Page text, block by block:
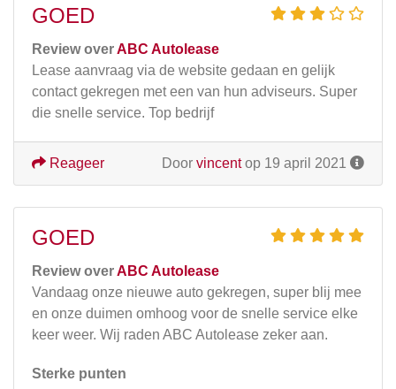
GOED
Review overABC Autolease
Lease aanvraag via de website gedaan en gelijk
contact gekregen met een van hun adviseurs. Super
die snelle service. Top bedrijf
Door vincentop 19 april 2021
Reageer
GOED
Review overABC Autolease
Vandaag onze nieuwe auto gekregen, super blij mee
en onze duimen omhoog voor de snelle service elke
keer weer. Wij raden ABC Autolease zeker aan.
Sterke punten